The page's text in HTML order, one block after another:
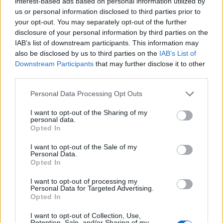
us or personal information disclosed to third parties prior to
your opt-out. You may separately opt-out of the further
disclosure of your personal information by third parties on the
IAB’s list of downstream participants. This information may
also be disclosed by us to third parties on the IAB’s List of
Downstream Participants that may further disclose it to other
Personal Data Processing Opt Outs
I want to opt-out of the Sharing of my
personal data.
Opted In
I want to opt-out of the Sale of my
Personal Data.
Opted In
I want to opt-out of processing my
Personal Data for Targeted Advertising.
Opted In
I want to opt-out of Collection, Use,
NΑΥΠΗΓΕΙΑ ΕΛΕΥΣΙΝΑΣ HUB